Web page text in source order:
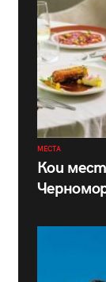
МЕСТА
Кои